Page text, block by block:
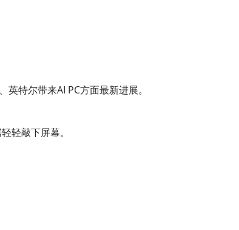
特尔带来AI PC方面最新进展。
轻敲下屏幕。